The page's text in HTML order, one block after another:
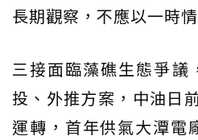
長期觀察，不應以一時
三接面臨藻礁生態爭議
投、外推方案，中油日
運轉，首年供氣大潭電